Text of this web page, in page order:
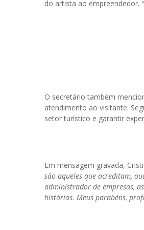
do artista ao empreendedor.
O secretário também
atendimento ao visitante.
setor turístico e garantir
Em mensagem gravada,
são aqueles que acreditam,
administrador de empresas,
histórias. Meus parabéns,